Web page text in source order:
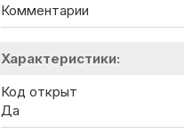
Комментарии
Характеристики:
Код открыт
Да